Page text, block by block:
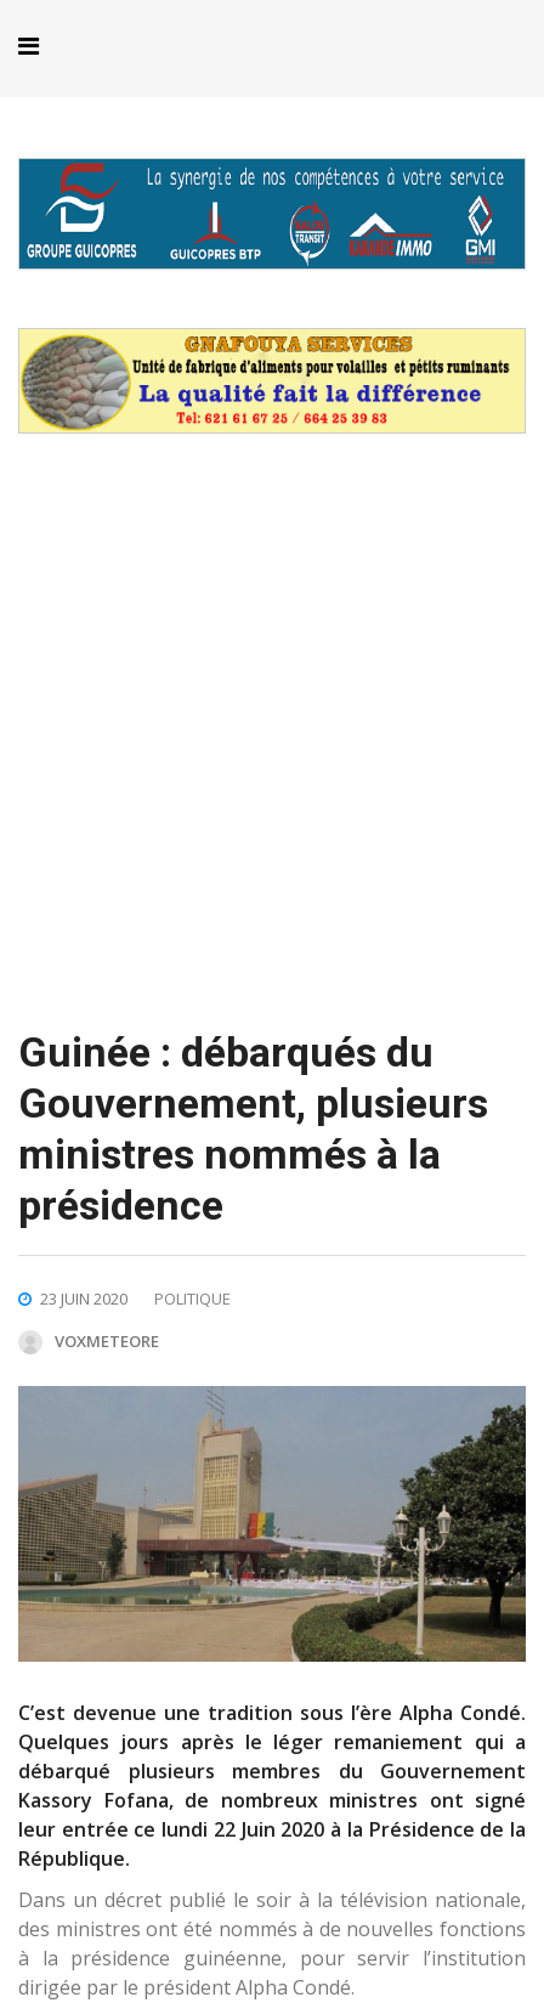
Guinée : débarqués du
Gouvernement, plusieurs
ministres nommés à la
présidence
23 JUIN 2020
POLITIQUE
VOXMETEORE
C’est devenue une tradition sous l’ère Alpha Condé.
Quelques jours après le léger remaniement qui a
débarqué plusieurs membres du Gouvernement
Kassory Fofana, de nombreux ministres ont signé
leur entrée ce lundi 22 Juin 2020 à la Présidence de la
République.
Dans un décret publié le soir à la télévision nationale,
des ministres ont été nommés à de nouvelles fonctions
à la présidence guinéenne, pour servir l’institution
dirigée par le président Alpha Condé.